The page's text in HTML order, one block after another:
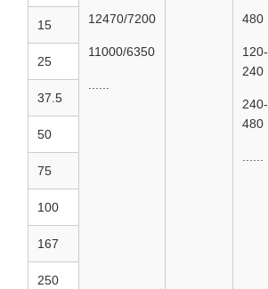
12470/7200
11000/6350
480
120-
240
240-
480
15
25
37.5
50
75
100
167
250